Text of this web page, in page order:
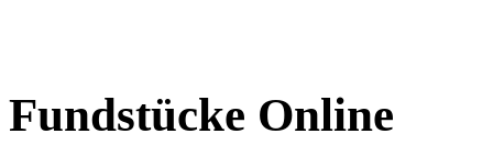
Fundstücke Online